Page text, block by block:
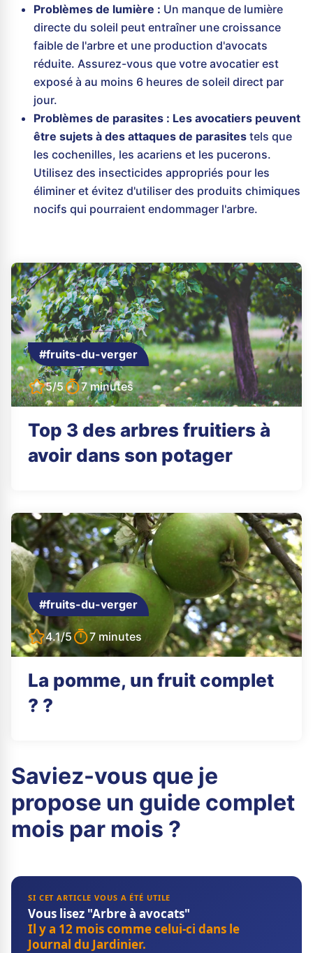
Problèmes de lumière : Un manque de lumière
directe du soleil peut entraîner une croissance
faible de l'arbre et une production d'avocats
réduite. Assurez-vous que votre avocatier est
exposé à au moins 6 heures de soleil direct par
jour.
Problèmes de parasites : Les avocatiers peuvent
être sujets à des attaques de parasites tels que
les cochenilles, les acariens et les pucerons.
Utilisez des insecticides appropriés pour les
éliminer et évitez d'utiliser des produits chimiques
nocifs qui pourraient endommager l'arbre.
#fruits-du-verger
5/5 7 minutes
Top 3 des arbres fruitiers à
avoir dans son potager
#fruits-du-verger
4.1/5 7 minutes
La pomme, un fruit complet
? ?
Saviez-vous que je
propose un guide complet
mois par mois ?
SI CET ARTICLE VOUS A ÉTÉ UTILE
Vous lisez "Arbre à avocats"
Il y a 12 mois comme celui-ci dans le
Journal du Jardinier.